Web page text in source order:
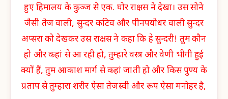
हुए हिमालय के कुञ्ज से एक. घोर राक्षस ने देखा। उस सोने
जैसी तेज वाली, सुन्दर कटिव और पीनपयोधर वाली सुन्दर
अप्सरा को देखकर उस राक्षस ने कहा कि हे सुन्दरी! तुम कौन
हो और कहां से आ रही हो, तुम्हारे वस्त्र और वेणी भीगी हुई
क्यों हैं, तुम आकाश मार्ग से कहां जाती हो और किस पुण्य के
प्रताप से तुम्हारा शरीर ऐसा तेजस्वी और रूप ऐसा मनोहर है,